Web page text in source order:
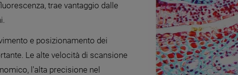
trae vantaggio dalle
e posizionamento dei
Le alte velocità di scansione
l'alta precisione nel